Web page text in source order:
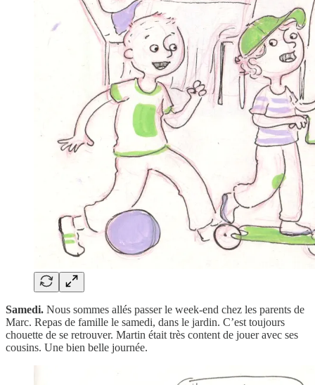
Samedi. Nous sommes allés passer le week-end chez les parents de
Marc. Repas de famille le samedi, dans le jardin. C’est toujours
chouette de se retrouver. Martin était très content de jouer avec ses
cousins. Une bien belle journée.